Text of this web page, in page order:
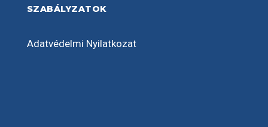
SZABÁLYZATOK
Adatvédelmi Nyilatkozat